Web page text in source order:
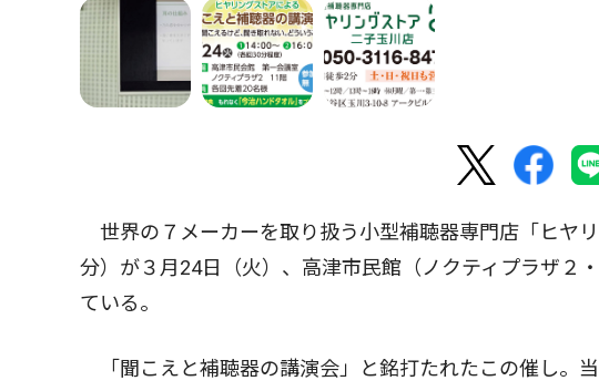
世界の７メーカーを取り扱う小型補聴器専門店「ヒヤ
分）が３月24日（火）、高津市民館（ノクティプラザ２
ている。
「聞こえと補聴器の講演会」と銘打たれたこの催し。